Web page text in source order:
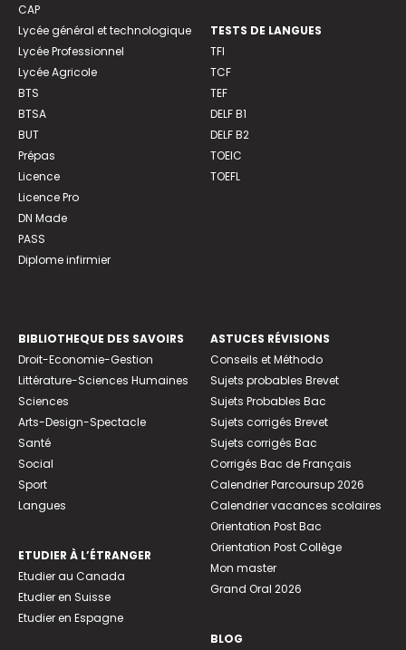
CAP
Lycée général et technologique
Lycée Professionnel
Lycée Agricole
BTS
BTSA
BUT
Prépas
Licence
Licence Pro
DN Made
PASS
Diplome infirmier
TESTS DE LANGUES
TFI
TCF
TEF
DELF B1
DELF B2
TOEIC
TOEFL
BIBLIOTHEQUE DES SAVOIRS
Droit-Economie-Gestion
Littérature-Sciences Humaines
Sciences
Arts-Design-Spectacle
Santé
Social
Sport
Langues
ETUDIER À L’ÉTRANGER
Etudier au Canada
Etudier en Suisse
Etudier en Espagne
ASTUCES RÉVISIONS
Conseils et Méthodo
Sujets probables Brevet
Sujets Probables Bac
Sujets corrigés Brevet
Sujets corrigés Bac
Corrigés Bac de Français
Calendrier Parcoursup 2026
Calendrier vacances scolaires
Orientation Post Bac
Orientation Post Collège
Mon master
Grand Oral 2026
BLOG